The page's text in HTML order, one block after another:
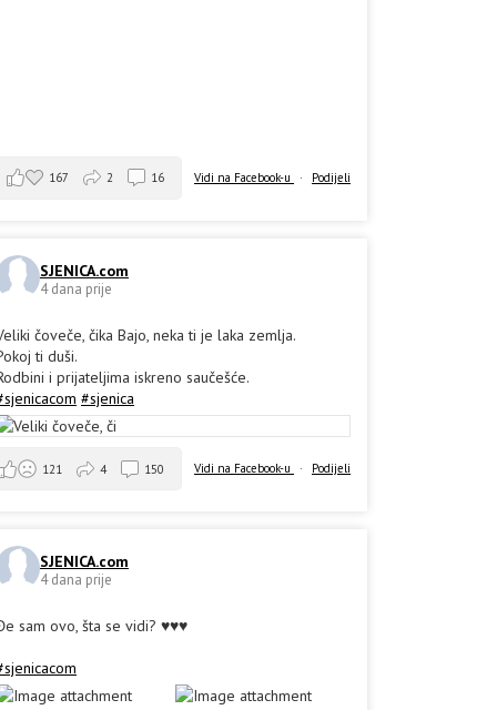
Vidi na Facebook-u · Podijeli
167 2 16
SJENICA.com
4 dana prije
čoveče, čika Bajo, neka ti je laka zemlja.
ti duši.
i prijateljima iskreno saučešće.
#sjenica
Vidi na Facebook-u · Podijeli
121 4 150
SJENICA.com
4 dana prije
sam ovo, šta se vidi? ♥️♥️♥️